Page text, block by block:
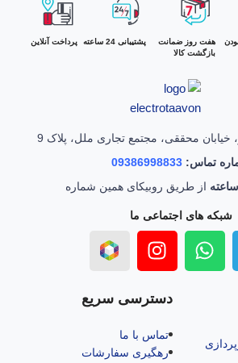
هفت روز ضمانت
بازگشت کالا
پشتیبانی 24 ساعته پرداخت آنلاین
خیابان محققی، مجتمع تجاری ملل، پلاک 9
تماس: 09386998833
از طریق روبیکای همین شماره
شبکه های اجتماعی ما
دسترسی سریع
تماس با ما
رهگیری سفارشات